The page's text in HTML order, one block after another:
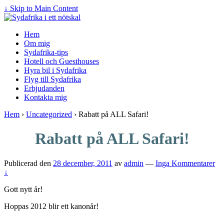
↓ Skip to Main Content
Hem
Om mig
Sydafrika-tips
Hotell och Guesthouses
Hyra bil i Sydafrika
Flyg till Sydafrika
Erbjudanden
Kontakta mig
Hem › Uncategorized › Rabatt på ALL Safari!
Rabatt på ALL Safari!
Publicerad den 28 december, 2011 av admin — Inga Kommentarer
↓
Gott nytt år!
Hoppas 2012 blir ett kanonår!